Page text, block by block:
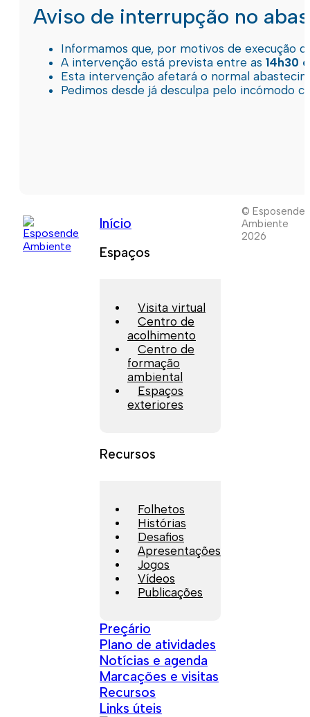
Aviso de interrupção no
Informamos que, por motivos de execução
A intervenção está prevista entre as 14h30
Esta intervenção afetará o normal
Pedimos desde já desculpa pelo incómodo
Início
Espaços
Visita virtual
Centro de
acolhimento
Centro de
formação
ambiental
Espaços
exteriores
Recursos
Folhetos
Histórias
Desafios
Apresentações
Jogos
Vídeos
Publicações
Preçário
Plano de atividades
Notícias e agenda
Marcações e visitas
Recursos
Links úteis
© Esposende
Ambiente
2026